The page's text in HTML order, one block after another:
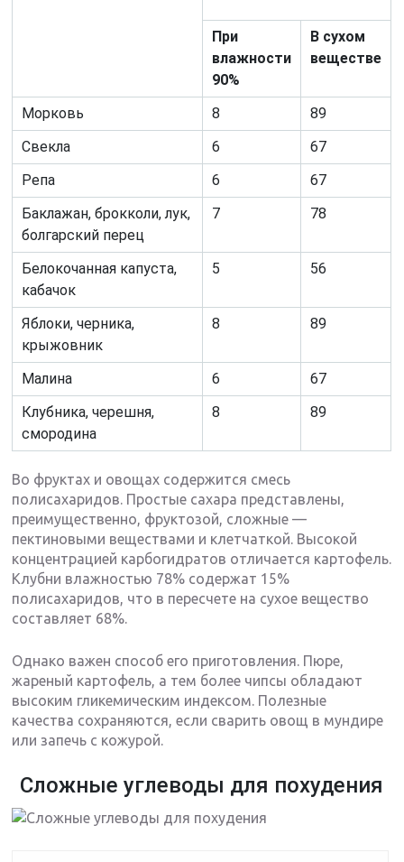
При
влажности
90%
В сухом
веществе
Морковь 8
89
Свекла
6
67
Репа
6
67
Баклажан, брокколи, лук,
болгарский перец
7 78
Белокочанная капуста,
кабачок
5 56
Яблоки, черника,
крыжовник
8 89
Малина 6
67
Клубника, черешня,
смородина
8 89
Во фруктах и овощах содержится смесь
полисахаридов. Простые сахара представлены,
преимущественно, фруктозой, сложные —
пектиновыми веществами и клетчаткой. Высокой
концентрацией карбогидратов отличается картофель.
Клубни влажностью 78% содержат 15%
полисахаридов, что в пересчете на сухое вещество
составляет 68%.
Однако важен способ его приготовления. Пюре,
жареный картофель, а тем более чипсы обладают
высоким гликемическим индексом. Полезные
качества сохраняются, если сварить овощ в мундире
или запечь с кожурой.
Сложные углеводы для похудения